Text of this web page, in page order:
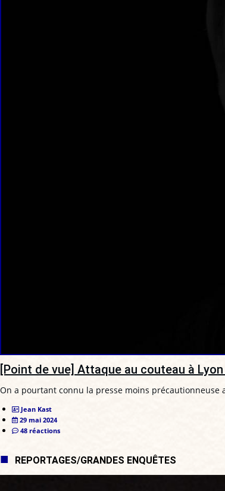
[Point de vue] Attaque au couteau à
On a pourtant connu la presse moins précautionneuse
Jean Kast
29 mai 2024
48 réactions
REPORTAGES/GRANDES ENQUÊTES